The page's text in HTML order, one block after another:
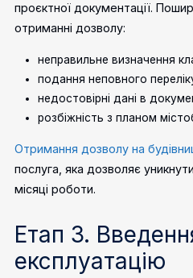
проєктної документації.
отриманні дозволу:
неправильне визначення
подання неповного
недостовірні дані в
розбіжність з планом
Отримання дозволу на
послуга, яка дозволяє
місяці роботи.
Етап 3.
експлуатацію